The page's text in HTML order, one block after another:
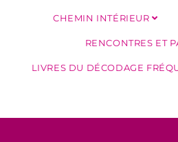
CHEMIN INTÉRIEUR
RENCONTRES ET
LIVRES DU DÉCODAGE